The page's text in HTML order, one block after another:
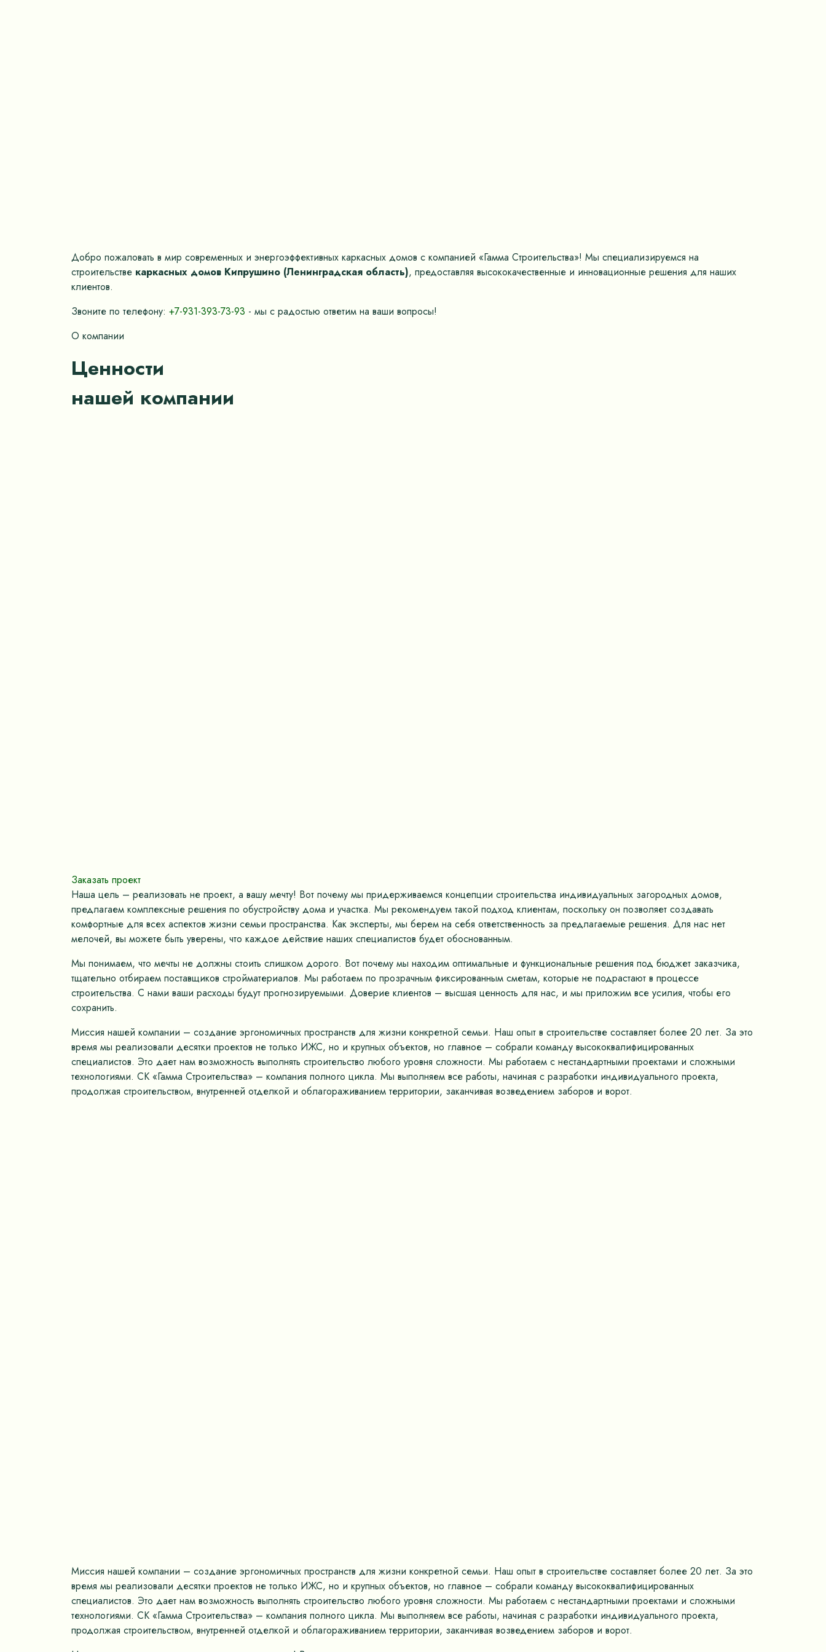
Добро пожаловать в мир современных и энергоэффективных каркасных домов с компанией «Гамма Строительства»! Мы специализируемся на
строительстве каркасных домов Кипрушино (Ленинградская область), предоставляя высококачественные и инновационные решения для наших
клиентов.
Звоните по телефону: +7-931-393-73-93 - мы с радостью ответим на ваши вопросы!
О компании
Ценности
нашей компании
Заказать проект
Наша цель – реализовать не проект, а вашу мечту! Вот почему мы придерживаемся концепции строительства индивидуальных загородных домов,
предлагаем комплексные решения по обустройству дома и участка. Мы рекомендуем такой подход клиентам, поскольку он позволяет создавать
комфортные для всех аспектов жизни семьи пространства. Как эксперты, мы берем на себя ответственность за предлагаемые решения. Для нас нет
мелочей, вы можете быть уверены, что каждое действие наших специалистов будет обоснованным.
Мы понимаем, что мечты не должны стоить слишком дорого. Вот почему мы находим оптимальные и функциональные решения под бюджет заказчика,
тщательно отбираем поставщиков стройматериалов. Мы работаем по прозрачным фиксированным сметам, которые не подрастают в процессе
строительства. С нами ваши расходы будут прогнозируемыми. Доверие клиентов – высшая ценность для нас, и мы приложим все усилия, чтобы его
сохранить.
Миссия нашей компании – создание эргономичных пространств для жизни конкретной семьи. Наш опыт в строительстве составляет более 20 лет. За это
время мы реализовали десятки проектов не только ИЖС, но и крупных объектов, но главное – собрали команду высококвалифицированных
специалистов. Это дает нам возможность выполнять строительство любого уровня сложности. Мы работаем с нестандартными проектами и сложными
технологиями. СК «Гамма Строительства» – компания полного цикла. Мы выполняем все работы, начиная с разработки индивидуального проекта,
продолжая строительством, внутренней отделкой и облагораживанием территории, заканчивая возведением заборов и ворот.
Миссия нашей компании – создание эргономичных пространств для жизни конкретной семьи. Наш опыт в строительстве составляет более 20 лет. За это
время мы реализовали десятки проектов не только ИЖС, но и крупных объектов, но главное – собрали команду высококвалифицированных
специалистов. Это дает нам возможность выполнять строительство любого уровня сложности. Мы работаем с нестандартными проектами и сложными
технологиями. СК «Гамма Строительства» – компания полного цикла. Мы выполняем все работы, начиная с разработки индивидуального проекта,
продолжая строительством, внутренней отделкой и облагораживанием территории, заканчивая возведением заборов и ворот.